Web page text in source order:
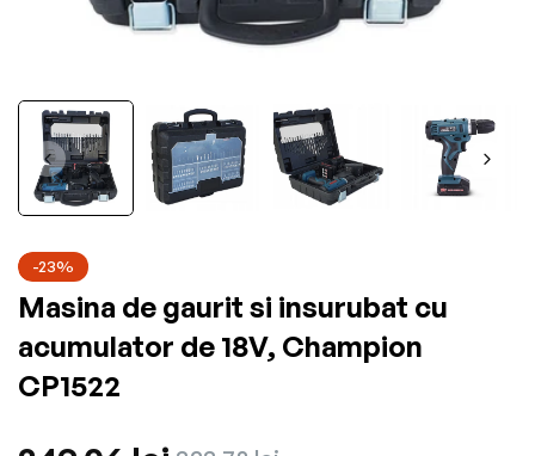
-23%
Masina de gaurit si insurubat cu
acumulator de 18V, Champion
CP1522
Preț